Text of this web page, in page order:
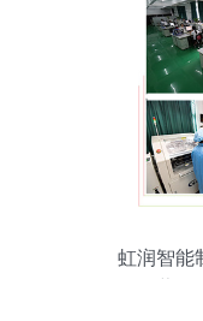
虹润智能